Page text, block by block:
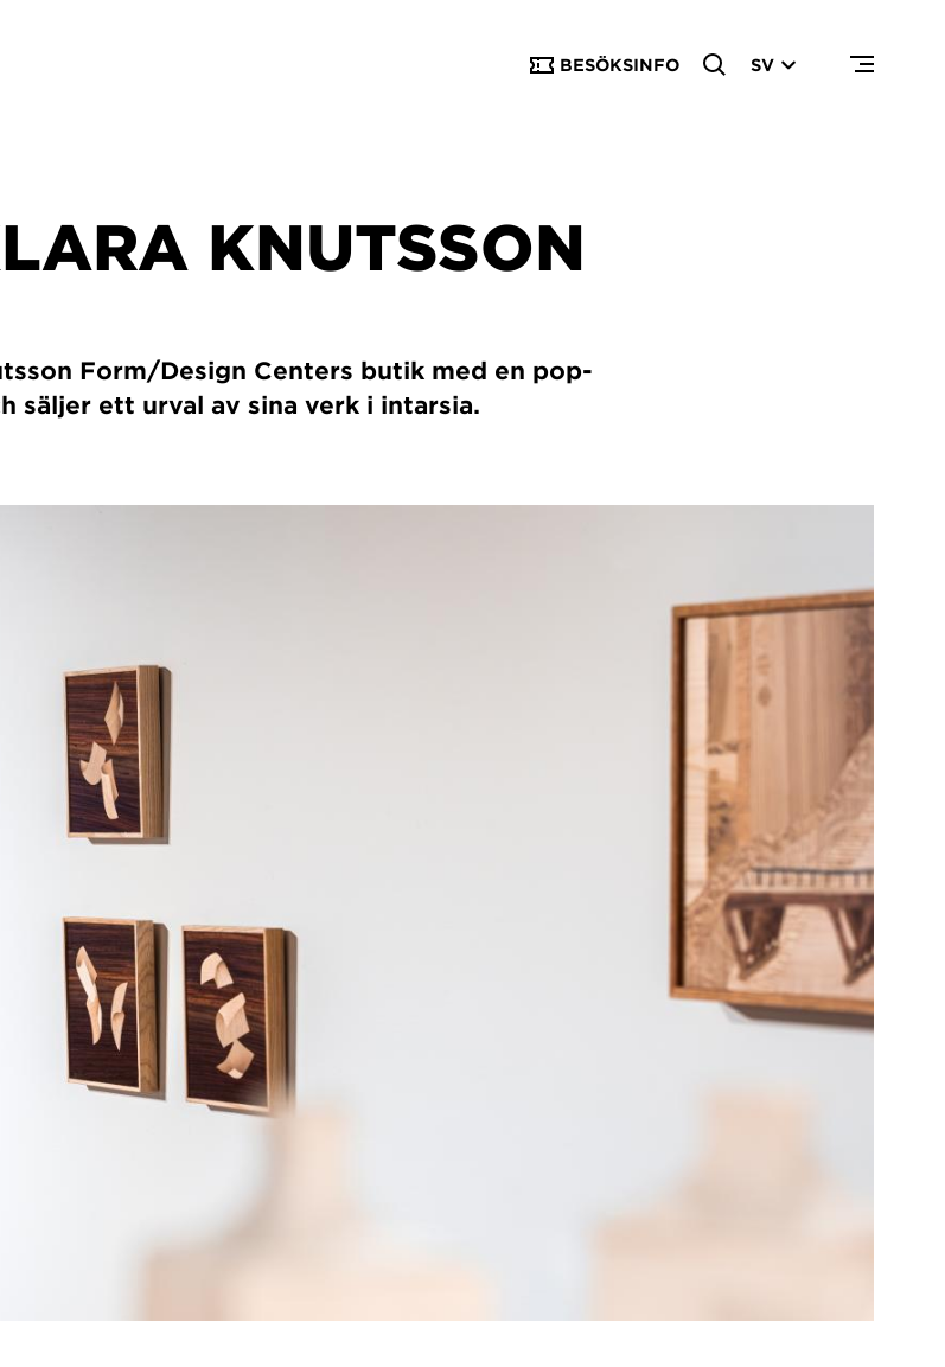
BESÖKSINFO SV
KNUTSSON
Form/Design Centers butik med en pop-
säljer ett urval av sina verk i intarsia.